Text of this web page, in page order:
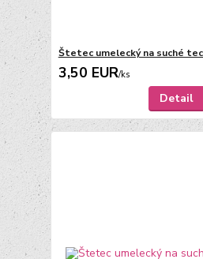
Štetec umelecký na suché
3,50 EUR/ks
Detail